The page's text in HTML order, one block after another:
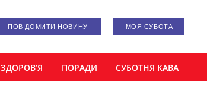
ПОВІДОМИТИ НОВИНУ МОЯ СУБОТА
ЗДОРОВ’Я ПОРАДИ СУБОТНЯ КАВА